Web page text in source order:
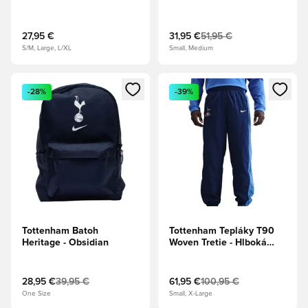
27,95 €
S/M, Large, L/XL
modrá/Dynamická žltá
31,95 €51,95 €
Small, Medium
Otvorí modál na prihlásenie alebo registráciu ako člen
-28%
Tottenham Batoh
Heritage - Obsidian
28,95 €39,95 €
One Size
Otvorí modál na prihlásenie
-39%
Tottenham Tepláky T90
Woven Tretie - Hlboká
61,95 €100,95 €
Small, X-Large